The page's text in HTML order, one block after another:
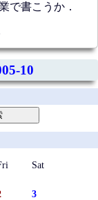
で書こうか．
10
Sat
3